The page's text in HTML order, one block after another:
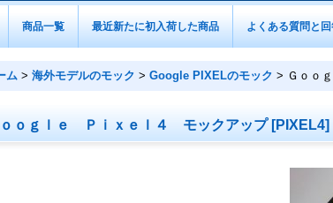
商品一覧 最近新たに初入荷した商品 よくある質問と
ム > 海外モデルのモック > Google PIXELのモック > Ｇｏｏ
ｏｏｇｌｅ Ｐｉｘｅｌ４ モックアップ [PIXEL4]